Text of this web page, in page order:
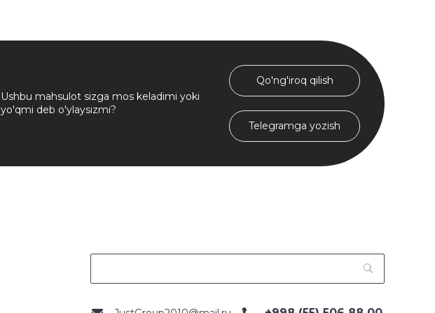
Ushbu mahsulot sizga mos keladimi yoki
yo'qmi deb o'ylaysizmi?
Qo'ng'iroq qilish
Telegramga yozish